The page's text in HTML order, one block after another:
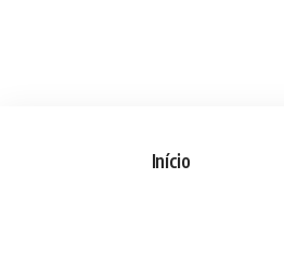
Início